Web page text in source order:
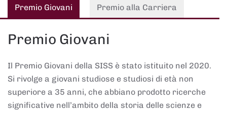
Premio Giovani Premio alla Carriera
Premio Giovani
Il Premio Giovani della SISS è stato istituito nel 2020.
Si rivolge a giovani studiose e studiosi di età non
superiore a 35 anni, che abbiano prodotto ricerche
significative nell’ambito della storia delle scienze e